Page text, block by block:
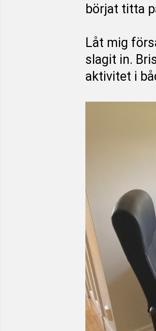
börjat titta
Låt mig
slagit in.
aktivitet i